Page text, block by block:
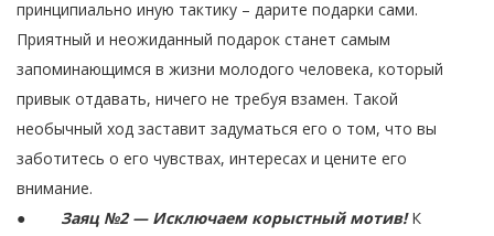
принципиально иную тактику – дарите подарки сами.
Приятный и неожиданный подарок станет самым
запоминающимся в жизни молодого человека, который
привык отдавать, ничего не требуя взамен. Такой
необычный ход заставит задуматься его о том, что вы
заботитесь о его чувствах, интересах и цените его
внимание.
● Заяц №2 — Исключаем корыстный мотив!К